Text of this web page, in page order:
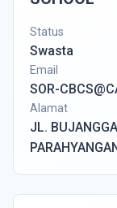
Status
Swasta
Email
SOR-
Alamat
JL.